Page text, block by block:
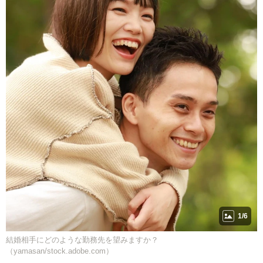
1/6
結婚相手にどのような勤務先を望みますか？
（yamasan/stock.adobe.com）